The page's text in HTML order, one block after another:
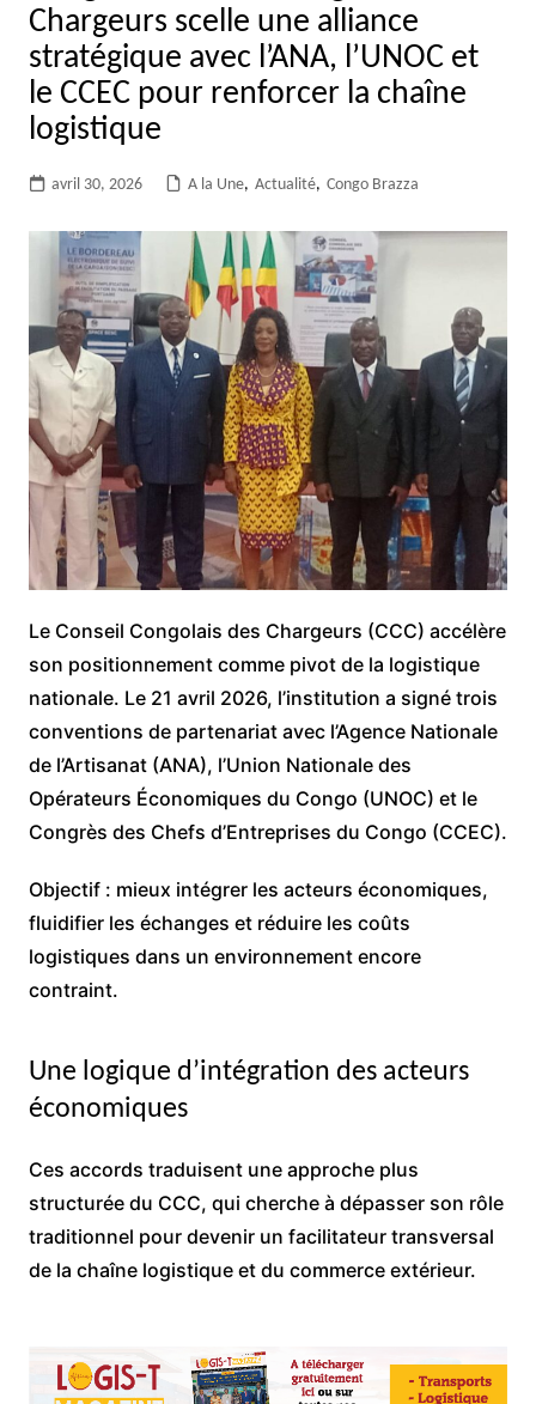
Chargeurs scelle une alliance
stratégique avec l’ANA, l’UNOC et
le CCEC pour renforcer la chaîne
logistique
avril 30, 2026 A la Une, Actualité, Congo Brazza
Le Conseil Congolais des Chargeurs (CCC) accélère
son positionnement comme pivot de la logistique
nationale. Le 21 avril 2026, l’institution a signé trois
conventions de partenariat avec l’Agence Nationale
de l’Artisanat (ANA), l’Union Nationale des
Opérateurs Économiques du Congo (UNOC) et le
Congrès des Chefs d’Entreprises du Congo (CCEC).
Objectif : mieux intégrer les acteurs économiques,
fluidifier les échanges et réduire les coûts
logistiques dans un environnement encore
contraint.
Une logique d’intégration des acteurs
économiques
Ces accords traduisent une approche plus
structurée du CCC, qui cherche à dépasser son rôle
traditionnel pour devenir un facilitateur transversal
de la chaîne logistique et du commerce extérieur.